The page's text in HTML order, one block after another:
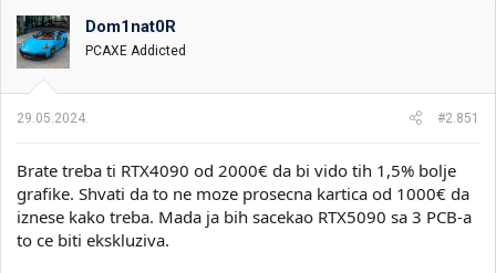
i
k
t
e
m
o
k
e
j
a
Dom1nat0R
PCAXE Addicted
29.05.2024. #2.851
Brate treba ti RTX4090 od 2000€ da bi vido tih 1,5% bolje
grafike. Shvati da to ne moze prosecna kartica od 1000€ da
iznese kako treba. Mada ja bih sacekao RTX5090 sa 3 PCB-a
to ce biti ekskluziva.